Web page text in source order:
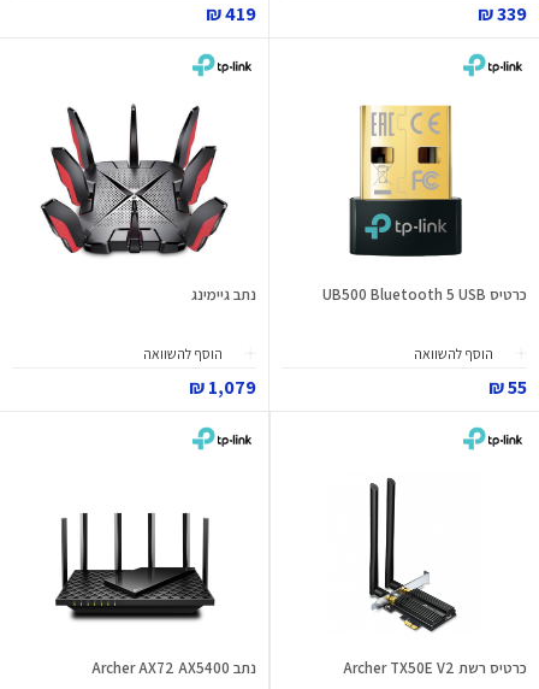
339 ₪
419 ₪
כרטיס UB500 Bluetooth 5 USB
הוסף להשוואה
55 ₪
נתב גיימינג
הוסף להשוואה
1,079 ₪
כרטיס רשת Archer TX50E V2 נתב Archer AX72 AX5400